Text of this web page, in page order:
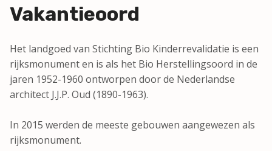
Vakantieoord
Het landgoed van Stichting Bio Kinderrevalidatie is een
rijksmonument en is als het Bio Herstellingsoord in de
jaren 1952-1960 ontworpen door de Nederlandse
architect J.J.P. Oud (1890-1963).
In 2015 werden de meeste gebouwen aangewezen als
rijksmonument.